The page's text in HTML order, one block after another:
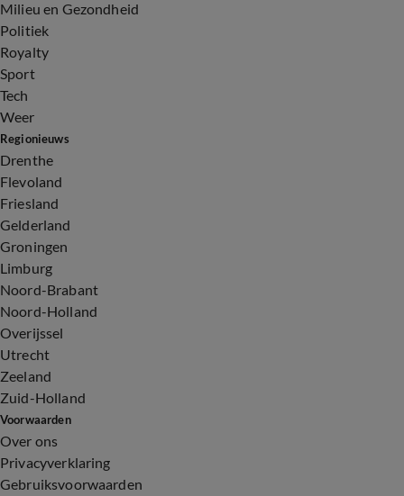
Milieu en Gezondheid
Politiek
Royalty
Sport
Tech
Weer
Regionieuws
Drenthe
Flevoland
Friesland
Gelderland
Groningen
Limburg
Noord-Brabant
Noord-Holland
Overijssel
Utrecht
Zeeland
Zuid-Holland
Voorwaarden
Over ons
Privacyverklaring
Gebruiksvoorwaarden